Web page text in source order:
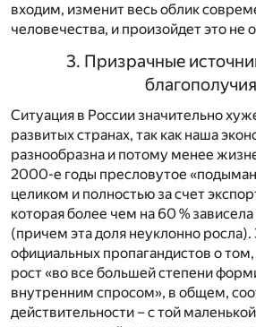
входим, изменит весь облик
человечества, и произойдет это не
3. Призрачные
благополучия
Ситуация в России значительно
развитых странах, так как наша
разнообразна и потому менее
2000-е годы пресловутое
целиком и полностью за счет
которая более чем на 60 %
(причем эта доля неуклонно росла).
официальных пропагандистов о
рост «во все большей степени
внутренним спросом», в общем,
действительности – с той